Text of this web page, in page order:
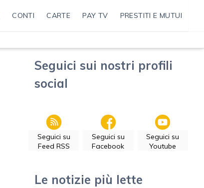
CONTI CARTE PAY TV PRESTITI E MUTUI
Seguici sui nostri profili
social
Seguici su
Feed RSS
Seguici su
Facebook
Seguici su
Youtube
Le notizie più lette